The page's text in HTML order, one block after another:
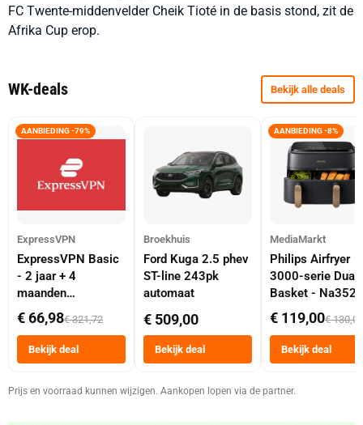
FC Twente-middenvelder Cheik Tioté in de basis stond, zit de
Afrika Cup erop.
WK-deals Bekijk alle deals
AANBIEDING -79%
ExpressVPN
ExpressVPN Basic
- 2 jaar + 4
maanden
abonnement
€ 66,98€ 321,72
Bekijk deal
Broekhuis
Ford Kuga 2.5 phev
ST-line 243pk
automaat
€ 509,00
Bekijk deal
AANBIEDING -8%
MediaMarkt
Philips Airfryer
3000-serie Dual
Basket -
Dubbele Mand 9
Tot 6 Personen
Heteluchtfriteuse
Zwart
€ 119,00€ 130,00
Bekijk deal
Prijs en voorraad kunnen wijzigen. Aankopen lopen via de partner.